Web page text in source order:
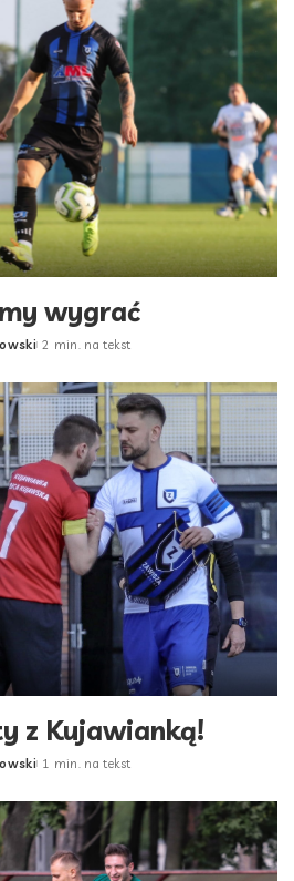
wygrać
2 min. na tekst
z Kujawianką!
1 min. na tekst